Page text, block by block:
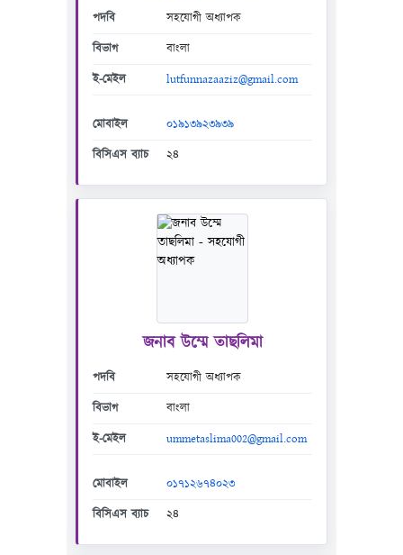
পদবি
সহযোগী অধ্যাপক
বিভাগ
বাংলা
ই-মেইল
lutfunnazaaziz@gmail.com
মোবাইল
০১৯১৩৯২৩৯৩৯
বিসিএস ব্যাচ
২৪
জনাব উম্মে তাছলিমা
পদবি
সহযোগী অধ্যাপক
বিভাগ
বাংলা
ই-মেইল
ummetaslima002@gmail.com
মোবাইল
০১৭১২৬৭৪০২৩
বিসিএস ব্যাচ
২৪